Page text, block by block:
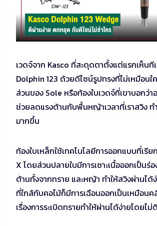
เวดจ์จาก Kasco ที่สะดุดตาตั้งแต่แรกเห็นที
Dolphin 123 ด้วยดีไซน์รูปทรงที่ไม่เหมือนใ
ส่วนของ Sole หรือท้องใบเวดจ์ที่เขาบอกว่า
ช่วยลดแรงต้านกับพื้นหญ้าเวลาที่เราสวิง ท
มากขึ้น
ท้องใบเหล็กใช้เทคโนโลยีการออกแบบที่เรี
X โดยส่วนปลายใบมีการเซาะเนื้อออกเป็นร่
ต้านทั้งจากทราย และหญ้า ทำให้สวิงผ่านไ
ที่ใกล้กับคอไม้ก็มีการเฉือนออกเป็นเหมือน
เรื่องการระเบิดทรายทำให้ผ่านได้ง่ายโดยไม่